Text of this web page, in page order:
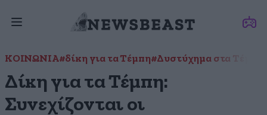
ΚΟΙΝΩΝΙΑ#δίκη για τα Τέμπη#Δυστύχημα στα Τέμπη
Δίκη για τα Τέμπη:
Συνεχίζονται οι